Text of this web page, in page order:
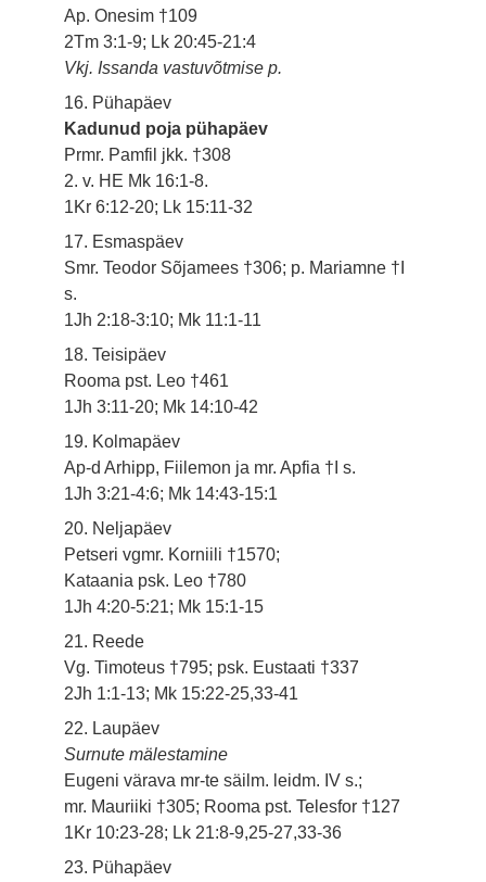
Ap. Onesim †109
2Tm 3:1-9; Lk 20:45-21:4
Vkj. Issanda vastuvõtmise p.
16. Pühapäev
Kadunud poja pühapäev
Prmr. Pamfil jkk. †308
2. v. HE Mk 16:1-8.
1Kr 6:12-20; Lk 15:11-32
17. Esmaspäev
Smr. Teodor Sõjamees †306; p. Mariamne †I
s.
1Jh 2:18-3:10; Mk 11:1-11
18. Teisipäev
Rooma pst. Leo †461
1Jh 3:11-20; Mk 14:10-42
19. Kolmapäev
Ap-d Arhipp, Fiilemon ja mr. Apfia †I s.
1Jh 3:21-4:6; Mk 14:43-15:1
20. Neljapäev
Petseri vgmr. Korniili †1570;
Kataania psk. Leo †780
1Jh 4:20-5:21; Mk 15:1-15
21. Reede
Vg. Timoteus †795; psk. Eustaati †337
2Jh 1:1-13; Mk 15:22-25,33-41
22. Laupäev
Surnute mälestamine
Eugeni värava mr-te säilm. leidm. IV s.;
mr. Mauriiki †305; Rooma pst. Telesfor †127
1Kr 10:23-28; Lk 21:8-9,25-27,33-36
23. Pühapäev